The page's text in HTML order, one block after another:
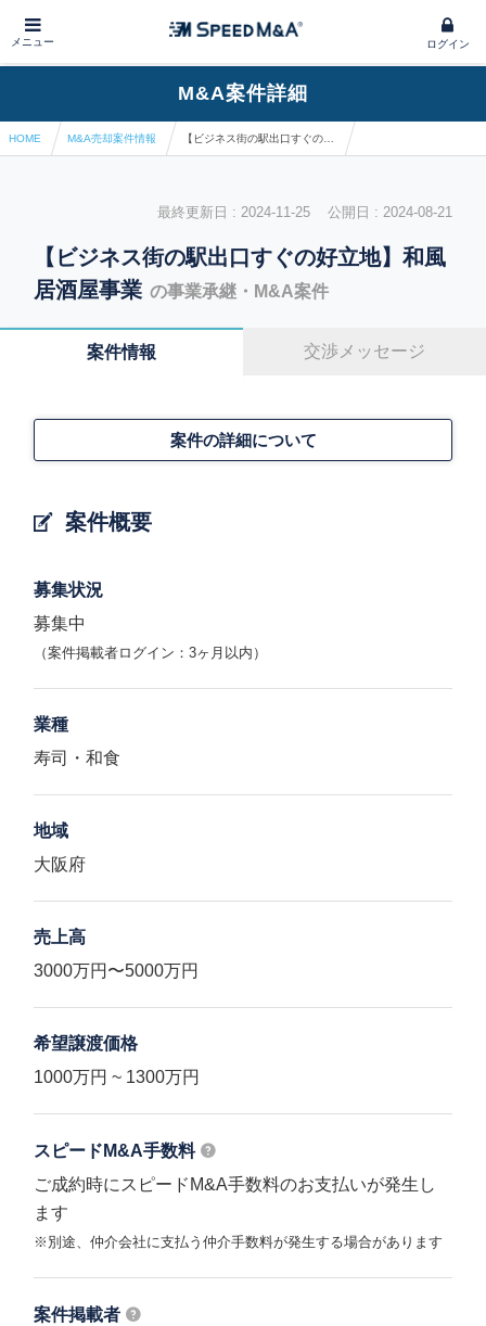
メニュー ログイン
M&A案件詳細
HOME M&A売却案件情報
最終更新日 : 2024-11-25 公開日 : 2024-08-21
【ビジネス街の駅出口すぐの好立地】和風
居酒屋事業 の事業承継・M&A案件
案件情報 交渉メッセージ
案件概要
案件の詳細について
募集状況
募集中
（案件掲載者ログイン：3ヶ月以内）
業種
寿司・和食
地域
大阪府
売上高
3000万円〜5000万円
希望譲渡価格
1000万円 ~ 1300万円
スピードM&A手数料
ご成約時にスピードM&A手数料のお支払いが発生し
ます
※別途、仲介会社に支払う仲介手数料が発生する場合があります
案件掲載者